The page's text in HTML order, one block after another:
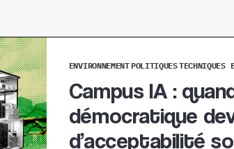
ENVIRONNEMENT POLITIQUESTECHNIQUES
Campus IA :
démocratique
d’acceptabilité